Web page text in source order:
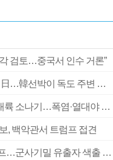
검토…중국서 인수 거론”
[속보] 여전히 ‘독도는 우리땅’ 외치는 日…韓선박이 독도 주변 해양조사 활동하자 반발
부산 울산 경남 구름 많고 경남 북서내륙 소나기…폭염·열대야 계속
, 백악관서 트럼프 접견
‘탄약 부족 사태’ 보도에 격노한 트럼프…군사기밀 유출자 색출 지시